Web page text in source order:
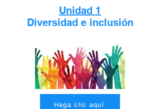
Unidad 1
Diversidad e inclusión
Haga clic aquí